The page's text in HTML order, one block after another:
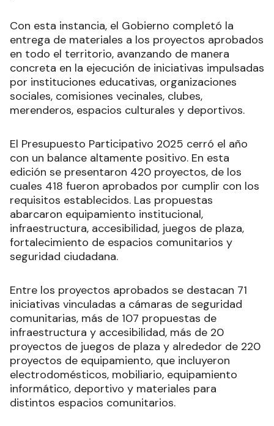
Con esta instancia, el Gobierno completó la
entrega de materiales a los proyectos aprobados
en todo el territorio, avanzando de manera
concreta en la ejecución de iniciativas impulsadas
por instituciones educativas, organizaciones
sociales, comisiones vecinales, clubes,
merenderos, espacios culturales y deportivos.
El Presupuesto Participativo 2025 cerró el año
con un balance altamente positivo. En esta
edición se presentaron 420 proyectos, de los
cuales 418 fueron aprobados por cumplir con los
requisitos establecidos. Las propuestas
abarcaron equipamiento institucional,
infraestructura, accesibilidad, juegos de plaza,
fortalecimiento de espacios comunitarios y
seguridad ciudadana.
Entre los proyectos aprobados se destacan 71
iniciativas vinculadas a cámaras de seguridad
comunitarias, más de 107 propuestas de
infraestructura y accesibilidad, más de 20
proyectos de juegos de plaza y alrededor de 220
proyectos de equipamiento, que incluyeron
electrodomésticos, mobiliario, equipamiento
informático, deportivo y materiales para
distintos espacios comunitarios.